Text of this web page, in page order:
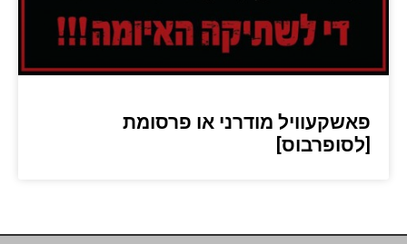
פאשקעוויל מודרני או פרסומת
[לסופרבוס]